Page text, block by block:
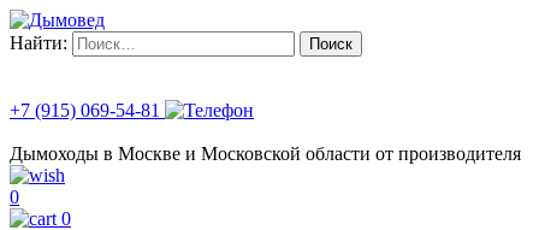
Найти:
+7 (915) 069-54-81
Дымоходы в Москве и Московской области от производителя
0
0